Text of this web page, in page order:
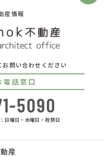
産情報
問い合わせください
電話窓口
5090
日曜日・水曜日・祝祭日
産